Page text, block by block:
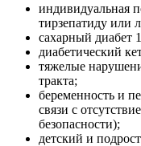
индивидуальная
тирзепатиду или
сахарный диабет
диабетический
тяжелые
тракта;
беременность и
связи с
безопасности);
детский и